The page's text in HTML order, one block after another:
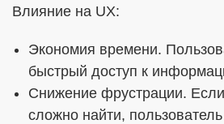
Влияние на UX:
Экономия времени.
быстрый доступ к
Снижение фрустрации.
сложно найти,